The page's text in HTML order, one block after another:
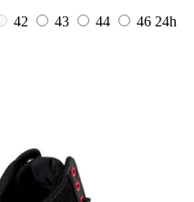
42 43 44 46 24h